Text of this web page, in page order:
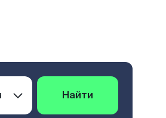
Найти